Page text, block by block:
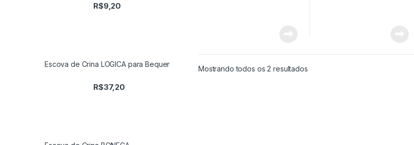
Mostrando todos os 2 resultados
R$9,20
Escova de Crina LOGICA para Bequer
R$37,20